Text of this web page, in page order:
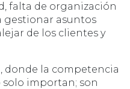
falta de organización
gestionar asuntos
de los clientes y
donde la competencia
solo importan; son